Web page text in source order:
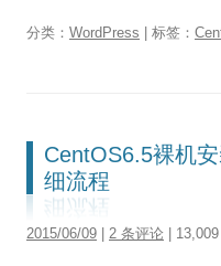
分类： WordPress | 标签：
CentOS6.5裸机
细流程
2015/06/09 2 条评论 |